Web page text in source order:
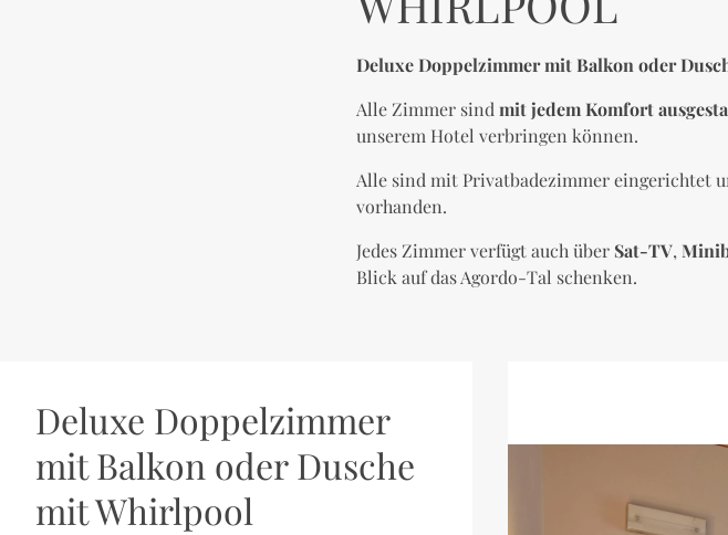
Deluxe Doppelzimmer mit Balkon oder
Alle Zimmer sind mit jedem Komfort
unserem Hotel verbringen können.
Alle sind mit Privatbadezimmer eingerichtet
vorhanden.
Jedes Zimmer verfügt auch über Sat-TV,
Blick auf das Agordo-Tal schenken.
Deluxe Doppelzimmer
mit Balkon oder Dusche
mit Whirlpool